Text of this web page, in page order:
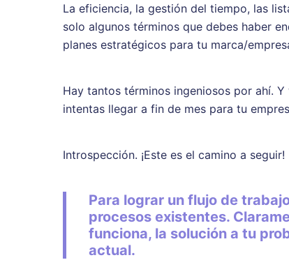
La eficiencia, la gestión del tiempo, las
solo algunos términos que debes haber
planes estratégicos para tu marca/
Hay tantos términos ingeniosos por ahí.
intentas llegar a fin de mes para tu
Introspección. ¡Este es el camino a seguir!
Para lograr un flujo de
procesos existentes.
funciona, la solución a tu
actual.